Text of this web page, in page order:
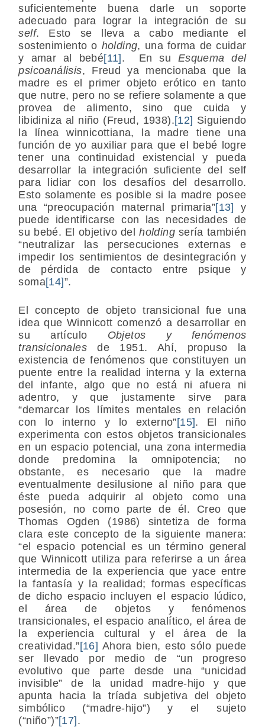
suficientemente buena darle un soporte
adecuado para lograr la integración de su
self. Esto se lleva a cabo mediante el
sostenimiento o holding, una forma de cuidar
y amar al bebé[11]. En su Esquema del
psicoanálisis, Freud ya mencionaba que la
madre es el primer objeto erótico en tanto
que nutre, pero no se refiere solamente a que
provea de alimento, sino que cuida y
libidiniza al niño (Freud, 1938).[12] Siguiendo
la línea winnicottiana, la madre tiene una
función de yo auxiliar para que el bebé logre
tener una continuidad existencial y pueda
desarrollar la integración suficiente del self
para lidiar con los desafíos del desarrollo.
Esto solamente es posible si la madre posee
una “preocupación maternal primaria”[13] y
puede identificarse con las necesidades de
su bebé. El objetivo delholdingsería también
“neutralizar las persecuciones externas e
impedir los sentimientos de desintegración y
de pérdida de contacto entre psique y
soma[14]”.
El concepto de objeto transicional fue una
idea que Winnicott comenzó a desarrollar en
su artículo Objetos y fenómenos
transicionalesde 1951. Ahí, propuso la
existencia de fenómenos que constituyen un
puente entre la realidad interna y la externa
del infante, algo que no está ni afuera ni
adentro, y que justamente sirve para
“demarcar los límites mentales en relación
con lo interno y lo externo”[15]. El niño
experimenta con estos objetos transicionales
en un espacio potencial, una zona intermedia
donde predomina la omnipotencia; no
obstante, es necesario que la madre
eventualmente desilusione al niño para que
éste pueda adquirir al objeto como una
posesión, no como parte de él. Creo que
Thomas Ogden (1986) sintetiza de forma
clara este concepto de la siguiente manera:
“el espacio potencial es un término general
que Winnicott utiliza para referirse a un área
intermedia de la experiencia que yace entre
la fantasía y la realidad; formas específicas
de dicho espacio incluyen el espacio lúdico,
el área de objetos y fenómenos
transicionales, el espacio analítico, el área de
la experiencia cultural y el área de la
creatividad.”[16] Ahora bien, esto sólo puede
ser llevado por medio de “un progreso
evolutivo que parte desde una “unicidad
invisible” de la unidad madre-hijo y que
apunta hacia la tríada subjetiva del objeto
simbólico (“madre-hijo”) y el sujeto
(“niño”)”[17].